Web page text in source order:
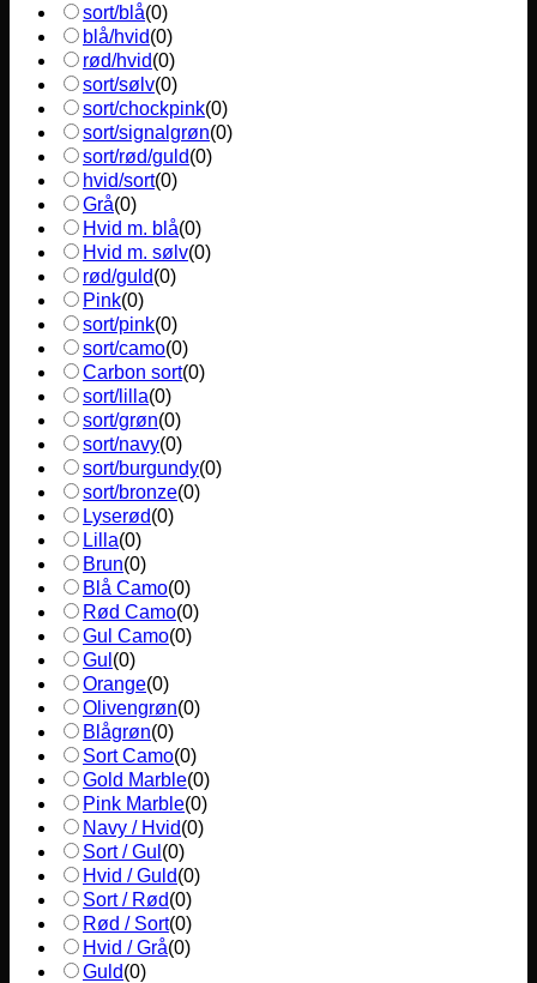
sort/blå(0)
blå/hvid(0)
rød/hvid(0)
sort/sølv(0)
sort/chockpink(0)
sort/signalgrøn(0)
sort/rød/guld(0)
hvid/sort(0)
Grå(0)
Hvid m. blå(0)
Hvid m. sølv(0)
rød/guld(0)
Pink(0)
sort/pink(0)
sort/camo(0)
Carbon sort(0)
sort/lilla(0)
sort/grøn(0)
sort/navy(0)
sort/burgundy(0)
sort/bronze(0)
Lyserød(0)
Lilla(0)
Brun(0)
Blå Camo(0)
Rød Camo(0)
Gul Camo(0)
Gul (0)
Orange(0)
Olivengrøn(0)
Blågrøn(0)
Sort Camo(0)
Gold Marble(0)
Pink Marble(0)
Navy / Hvid(0)
Sort / Gul (0)
Hvid / Guld(0)
Sort / Rød(0)
Rød / Sort(0)
Hvid / Grå(0)
Guld(0)